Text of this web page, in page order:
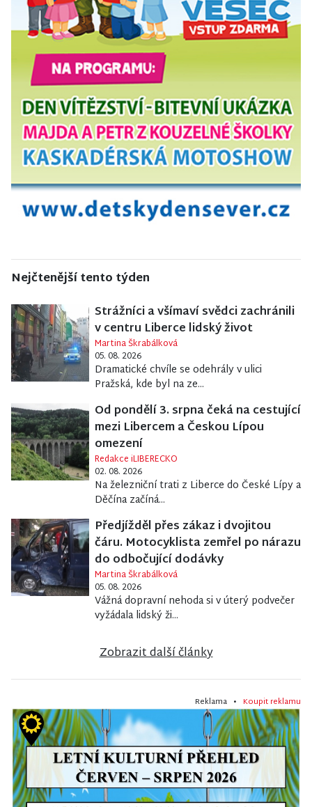
Nejčtenější tento týden
Strážníci a všímaví svědci zachránili
v centru Liberce lidský život
Martina Škrabálková
05. 08. 2026
Dramatické chvíle se odehrály v ulici
Pražská, kde byl na ze...
Od pondělí 3. srpna čeká na cestující
mezi Libercem a Českou Lípou
omezení
Redakce iLIBERECKO
02. 08. 2026
Na železniční trati z Liberce do České Lípy a
Děčína začíná...
Předjížděl přes zákaz i dvojitou
čáru. Motocyklista zemřel po nárazu
do odbočující dodávky
Martina Škrabálková
05. 08. 2026
Vážná dopravní nehoda si v úterý podvečer
vyžádala lidský ži...
Zobrazit další články
Reklama • Koupit reklamu